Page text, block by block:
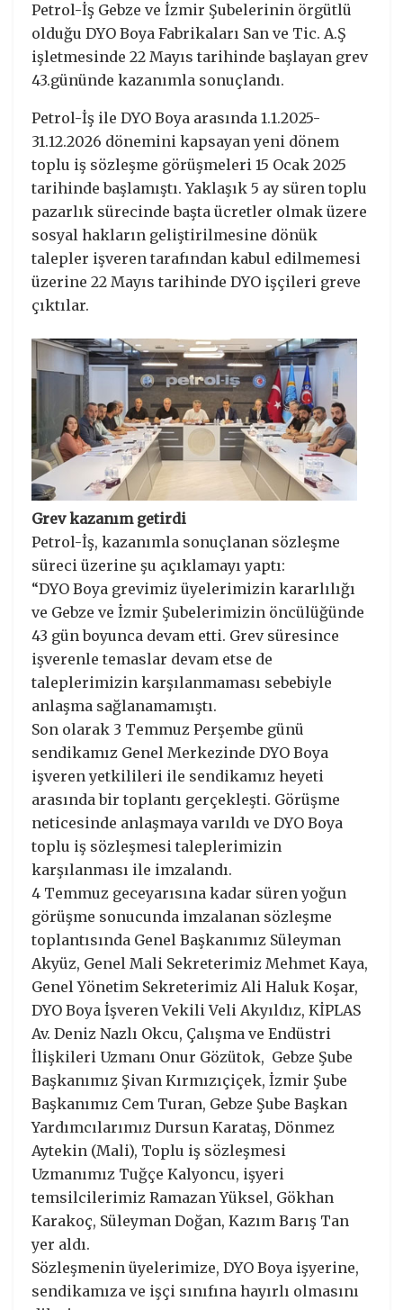
Petrol-İş Gebze ve İzmir Şubelerinin örgütlü
olduğu DYO Boya Fabrikaları San ve Tic. A.Ş
işletmesinde 22 Mayıs tarihinde başlayan grev
43.gününde kazanımla sonuçlandı.
Petrol-İş ile DYO Boya arasında 1.1.2025-
31.12.2026 dönemini kapsayan yeni dönem
toplu iş sözleşme görüşmeleri 15 Ocak 2025
tarihinde başlamıştı. Yaklaşık 5 ay süren toplu
pazarlık sürecinde başta ücretler olmak üzere
sosyal hakların geliştirilmesine dönük
talepler işveren tarafından kabul edilmemesi
üzerine 22 Mayıs tarihinde DYO işçileri greve
çıktılar.
Grev kazanım getirdi
Petrol-İş, kazanımla sonuçlanan sözleşme
süreci üzerine şu açıklamayı yaptı:
“DYO Boya grevimiz üyelerimizin kararlılığı
ve Gebze ve İzmir Şubelerimizin öncülüğünde
43 gün boyunca devam etti. Grev süresince
işverenle temaslar devam etse de
taleplerimizin karşılanmaması sebebiyle
anlaşma sağlanamamıştı.
Son olarak 3 Temmuz Perşembe günü
sendikamız Genel Merkezinde DYO Boya
işveren yetkilileri ile sendikamız heyeti
arasında bir toplantı gerçekleşti. Görüşme
neticesinde anlaşmaya varıldı ve DYO Boya
toplu iş sözleşmesi taleplerimizin
karşılanması ile imzalandı.
4 Temmuz geceyarısına kadar süren yoğun
görüşme sonucunda imzalanan sözleşme
toplantısında Genel Başkanımız Süleyman
Akyüz, Genel Mali Sekreterimiz Mehmet Kaya,
Genel Yönetim Sekreterimiz Ali Haluk Koşar,
DYO Boya İşveren Vekili Veli Akyıldız, KİPLAS
Av. Deniz Nazlı Okcu, Çalışma ve Endüstri
İlişkileri Uzmanı Onur Gözütok, Gebze Şube
Başkanımız Şivan Kırmızıçiçek, İzmir Şube
Başkanımız Cem Turan, Gebze Şube Başkan
Yardımcılarımız Dursun Karataş, Dönmez
Aytekin (Mali), Toplu iş sözleşmesi
Uzmanımız Tuğçe Kalyoncu, işyeri
temsilcilerimiz Ramazan Yüksel, Gökhan
Karakoç, Süleyman Doğan, Kazım Barış Tan
yer aldı.
Sözleşmenin üyelerimize, DYO Boya işyerine,
sendikamıza ve işçi sınıfına hayırlı olmasını